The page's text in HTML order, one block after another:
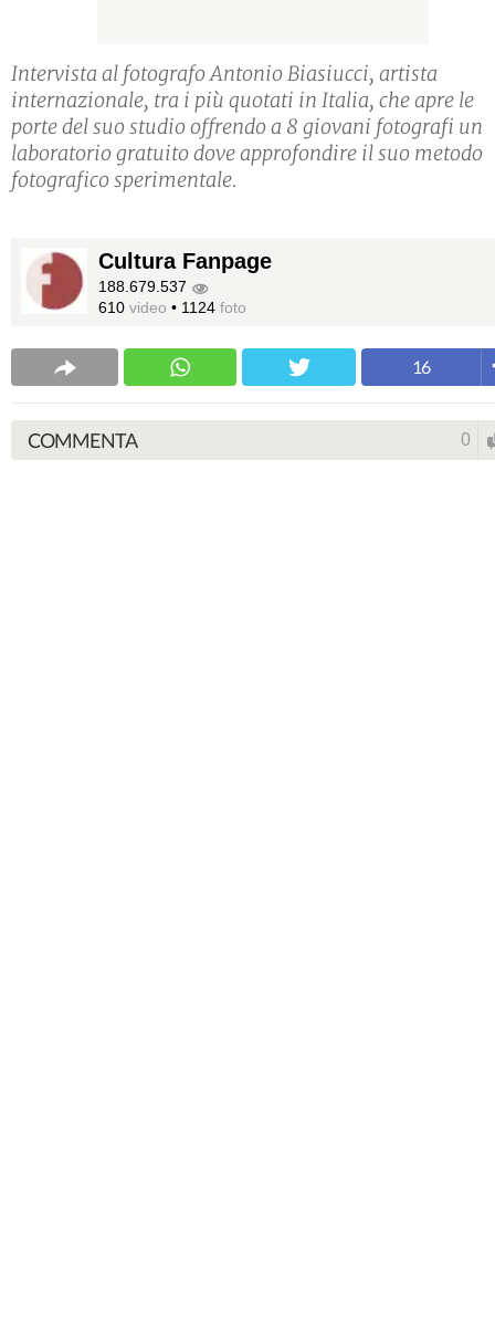
Intervista al fotografo Antonio Biasiucci, artista
internazionale, tra i più quotati in Italia, che apre le
porte del suo studio offrendo a 8 giovani fotografi un
laboratorio gratuito dove approfondire il suo metodo
fotografico sperimentale.
Cultura Fanpage
188.679.537
610 video • 1124 foto
16
COMMENTA 0